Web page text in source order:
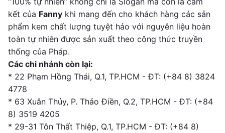
kết của Fanny khi mang đến cho khách hàng các sản
phẩm kem chất lượng tuyệt hảo với nguyên liệu hoàn
toàn tự nhiên được sản xuất theo công thức truyền
thống của Pháp.
Các chi nhánh còn lại:
* 22 Phạm Hồng Thái, Q.1, TP.HCM - ĐT: (+84 8) 3824
4778
* 63 Xuân Thủy, P. Thảo Điền, Q.2, TP.HCM - ĐT: (+84
8) 3519 4205
* 29-31 Tôn Thất Thiệp, Q.1, TP.HCM - ĐT: (+84 8)